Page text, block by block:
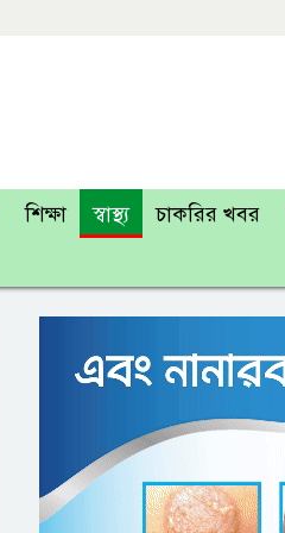
শিক্ষা স্বাস্থ্য চাকরির খবর